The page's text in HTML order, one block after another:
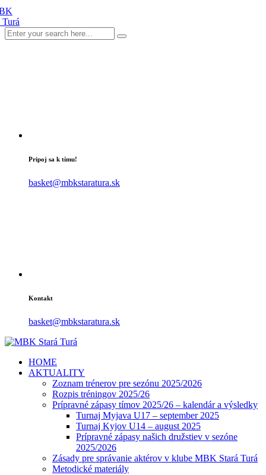
Pripoj sa k tímu!
basket@mbkstaratura.sk
Kontakt
basket@mbkstaratura.sk
HOME
AKTUALITY
Zoznam trénerov pre sezónu 2025/2026
Rozpis tréningov 2025/26
Prípravné zápasy tímov 2025/26 – kalendár a výsledky
Turnaj Myjava U17 – september 2025
Turnaj Kyjov U14 – august 2025
Prípravné zápasy našich družstiev v sezóne
2025/2026
Zásady pre správanie aktérov v klube MBK Stará Turá
Metodické materiály